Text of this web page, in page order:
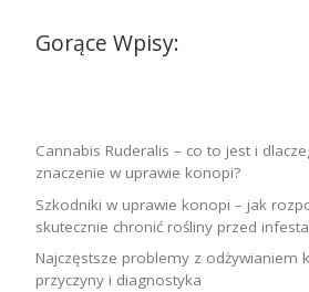
Gorące Wpisy:
Cannabis Ruderalis – co to jest i
znaczenie w uprawie konopi?
Szkodniki w uprawie konopi – jak
skutecznie chronić rośliny przed
Najczęstsze problemy z odżywianiem
przyczyny i diagnostyka